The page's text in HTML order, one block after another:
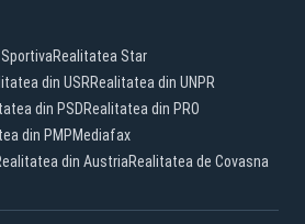
Realitatea Star
din USRRealitatea din UNPR
din PSDRealitatea din PRO
din PMPMediafax
din AustriaRealitatea de Covasna